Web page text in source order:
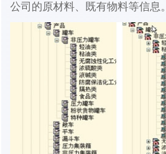
公司的原材料、既有物料等信息。